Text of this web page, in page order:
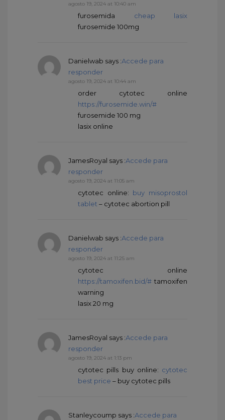
agosto 19, 2024 at 10:40 am
furosemida cheap lasix
furosemide 100mg
Danielwab says :Accede para
responder
agosto 19, 2024 at 10:44 am
order cytotec online
https://furosemide.win/#
furosemide 100 mg
lasix online
JamesRoyal says :Accede para
responder
agosto 19, 2024 at 11:05 am
cytotec online: buy misoprostol
tablet – cytotec abortion pill
Danielwab says :Accede para
responder
agosto 19, 2024 at 11:25 am
cytotec online
https://tamoxifen.bid/# tamoxifen
warning
lasix 20 mg
JamesRoyal says :Accede para
responder
agosto 19, 2024 at 1:13 pm
cytotec pills buy online: cytotec
best price – buy cytotec pills
Stanleycoump says :Accede para